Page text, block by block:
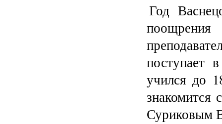
Год
поступает
учился до
Суриковым